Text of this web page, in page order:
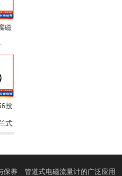
磁
投
式
保养 管道式电磁流量计的广泛应用